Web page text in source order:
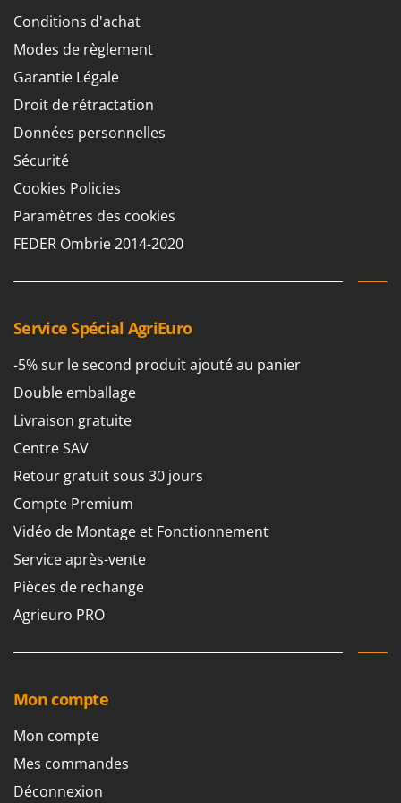
Pétrins à Spirale
Piscines
Planteuses de pommes de terre pour tracteur
Plateaux de coupe pour tracteur
Plumeuses
Pompes d'irrigation à tracteur
Pompes de transfert
Pompes immergées électriques
Postes à souder
Presses à pellets
Pressoirs à fruits
Pressoirs à Raisin
Pulvérisateurs portés
R
Rafraîchisseurs d'air par évaporation
Rampes de chargement en aluminium
Râpes à fromage électriques
Râteaux pour tracteur
Remplisseuses
Robots nettoyeurs de piscine
Robots Tondeuses
Rouleaux pour tracteur
S
Scies à Ruban
Francini
G
G3 Ferrari
Gardena
Garofalo
Girmi
Gre
GreenBay
Greenworks
GRIFO
GVS
GYS
H
Hailo
Henx
Il-Tec
Imperia
Infaco
Intec
Conditions d'achat
Modes de règlement
Garantie Légale
Droit de rétractation
Données personnelles
Sécurité
Cookies Policies
Paramètres des cookies
FEDER Ombrie 2014-2020
Service Spécial AgriEuro
-5% sur le second produit ajouté au panier
Double emballage
Livraison gratuite
Centre SAV
Retour gratuit sous 30 jours
Compte Premium
Vidéo de Montage et Fonctionnement
Service après-vente
Pièces de rechange
Agrieuro PRO
Mon compte
Mon compte
Mes commandes
Déconnexion